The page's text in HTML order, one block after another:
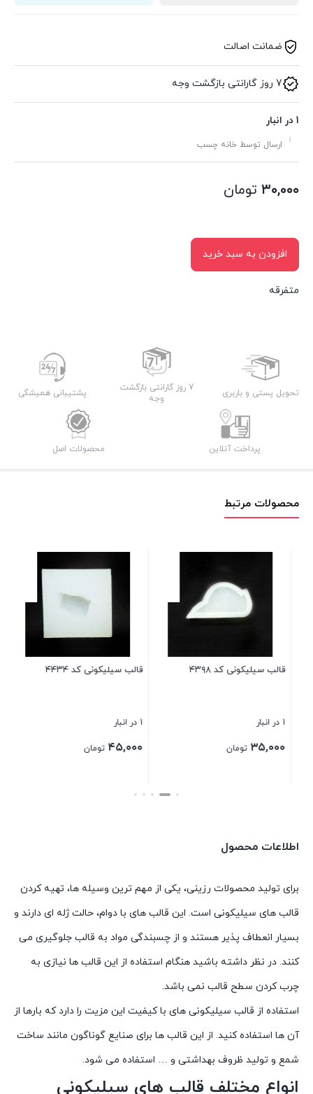
ضمانت اصالت
7 روز گارانتی بازگشت وجه
1 در انبار
ارسال توسط خانه چسب
۳۰,۰۰۰ تومان
افزودن به سبد خرید
متفرقه
تحویل پستی و باربری
7 روز گارانتی بازگشت
وجه
پشتیبانی همیشگی
پرداخت آنلاین محصولات اصل
محصولات مرتبط
قالب سیلیکونی کد ۴۳۹۸
۳۵,۰۰۰ تومان
قالب سیلیکونی کد ۴۴۳۴
۴۵,۰۰۰ تومان
بستن
اطلاعات محصول
برای تولید محصولات رزینی، یکی از مهم ترین وسیله ها، تهیه کردن
قالب های سیلیکونی است. این قالب های با دوام، حالت ژله ای دارند و
بسیار انعطاف پذیر هستند و از چسبندگی مواد به قالب جلوگیری می
کنند. در نظر داشته باشید هنگام استفاده از این قالب ها نیازی به
چرب کردن سطح قالب نمی باشد.
استفاده از قالب سیلیکونی های با کیفیت این مزیت را دارد که بارها از
آن ها استفاده کنید. از این قالب ها برای صنایع گوناگون مانند ساخت
شمع و تولید ظروف بهداشتی و … استفاده می شود.
انواع مختلف قالب های سیلیکونی